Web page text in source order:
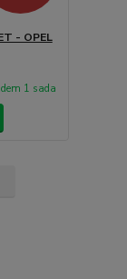
- OPEL
1 sada